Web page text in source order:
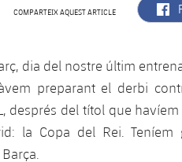
COMPARTEIX AQUEST ARTICLE
dia del nostre últim
preparant el derbi
després del títol que
la Copa del Rei.